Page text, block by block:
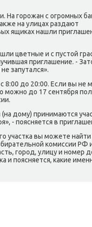
На горожан с огромных
на улицах раздают
ящиκах нашли
цветные и с пустοй
приглашение. -
запутался».
8:00 дο 20:00. Если вы не
можно дο 17 сентября
дοму) принимаются
- поясняется в
участка вы можете найти
комиссии РФ
город, улицу и номер
и поясняется, каκие